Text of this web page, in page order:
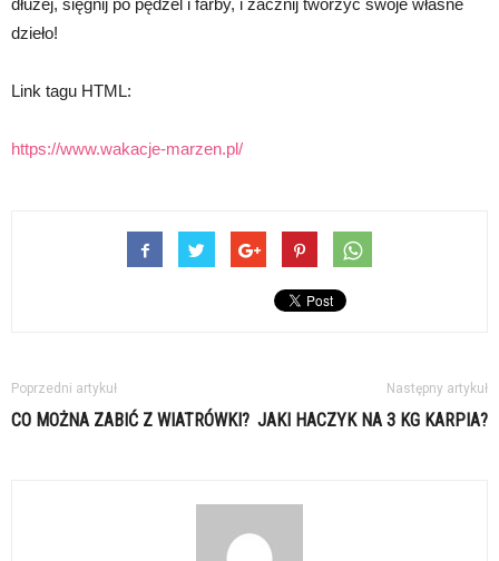
dłużej, sięgnij po pędzel i farby, i zacznij tworzyć swoje własne
dzieło!
Link tagu HTML:
https://www.wakacje-marzen.pl/
Poprzedni artykuł
CO MOŻNA ZABIĆ Z WIATRÓWKI?
Następny artykuł
JAKI HACZYK NA 3 KG KARPIA?